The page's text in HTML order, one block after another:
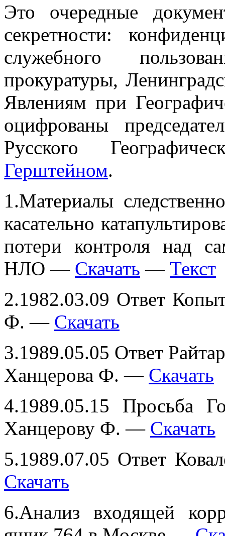
Это очередные
секретности:
служебного
прокуратуры,
Явлениям при
оцифрованы
Русского
Герштейном.
1.Материалы
касательно
потери контроля над
НЛО — Скачать — Текст
2.1982.03.09 Ответ
Ф. — Скачать
3.1989.05.05 Ответ
Ханцерова Ф. — Скачать
4.1989.05.15 Просьба
Ханцерову Ф. — Скачать
5.1989.07.05 Ответ
Скачать
6.Анализ входящей